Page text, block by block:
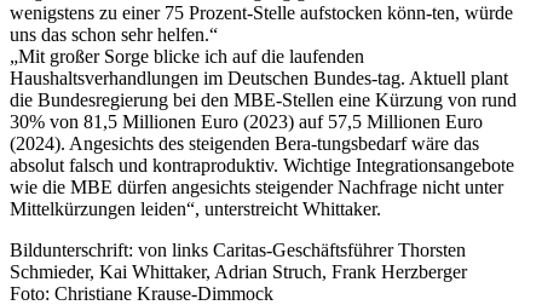
wenigstens zu einer 75 Prozent-Stelle aufstocken könn-ten, würde
uns das schon sehr helfen.“
„Mit großer Sorge blicke ich auf die laufenden
Haushaltsverhandlungen im Deutschen Bundes-tag. Aktuell plant
die Bundesregierung bei den MBE-Stellen eine Kürzung von rund
30% von 81,5 Millionen Euro (2023) auf 57,5 Millionen Euro
(2024). Angesichts des steigenden Bera-tungsbedarf wäre das
absolut falsch und kontraproduktiv. Wichtige Integrationsangebote
wie die MBE dürfen angesichts steigender Nachfrage nicht unter
Mittelkürzungen leiden“, unterstreicht Whittaker.
Bildunterschrift: von links Caritas-Geschäftsführer Thorsten
Schmieder, Kai Whittaker, Adrian Struch, Frank Herzberger
Foto: Christiane Krause-Dimmock